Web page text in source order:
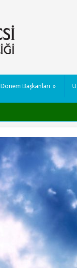
Dönem Başkanları »